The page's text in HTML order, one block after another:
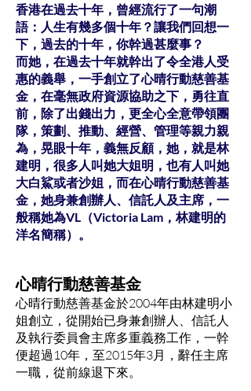
香港在過去十年，曾經流行了一句潮
語：人生有幾多個十年？讓我們回想一
下，過去的十年，你幹過甚麼事？
而她，在過去十年就幹出了令全港人受
惠的義舉，一手創立了心晴行動慈善基
金，在毫無政府資源協助之下，勇往直
前，除了出錢出力，更全心全意帶領團
隊，策劃、推動、經營、管理等親力親
為，晃眼十年，義無反顧，她，就是林
建明，很多人叫她大姐明，也有人叫她
大白鯊或者沙姐，而在心晴行動慈善基
金，她身兼創辦人、信託人及主席，一
般稱她為VL（Victoria Lam，林建明的
洋名簡稱）。
心晴行動慈善基金
心晴行動慈善基金於2004年由林建明小
姐創立，從開始已身兼創辦人、信託人
及執行委員會主席多重義務工作，一幹
便超過10年，至2015年3月，辭任主席
一職，從前線退下來。